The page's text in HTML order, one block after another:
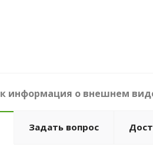
информация о внешнем
Задать вопрос